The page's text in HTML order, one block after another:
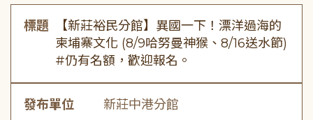
標題
【新莊裕民分館】異國一下！漂洋過海的
柬埔寨文化 (8/9哈努曼神猴、8/16送水節)
#仍有名額，歡迎報名。
發布單位 新莊中港分館